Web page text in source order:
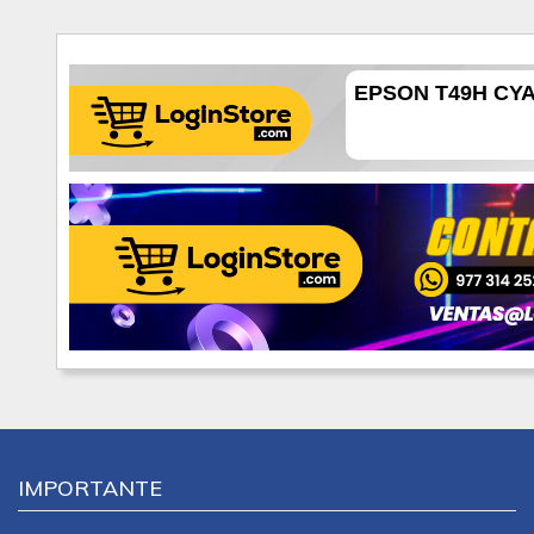
EPSON T49H
IMPORTANTE